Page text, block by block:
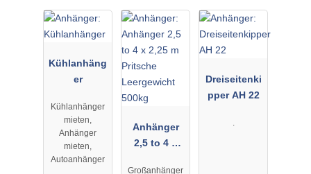
Kühlanhäng
er
Kühlanhänger
mieten,
Anhänger
mieten,
Autoanhänger
Anhänger
2,5 to 4 x
Großanhänger
Dreiseitenki
pper AH 22
.